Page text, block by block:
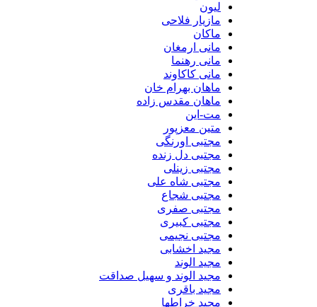
مازیار فلاحی
مانی ارمغان
مانی رهنما
مانی کاکاوند
ماهان بهرام خان
ماهان مقدس زاده
مت-این
متین معزپور
مجتبی اورنگی
مجتبی دل زنده
مجتبی زینلی
مجتبی شاه علی
مجتبی شجاع
مجتبی صفری
مجتبی کبیری
مجتبی نجیمی
مجید اخشابی
مجید الوند‎
مجید الوند و سهیل صداقت
مجید باقری
مجید خراطها